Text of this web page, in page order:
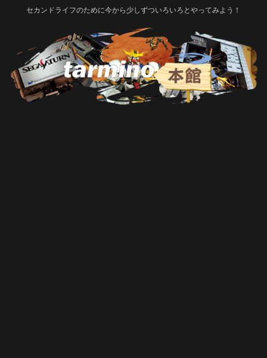
セカンドライフのために今から少しずついろいろとやってみよう！